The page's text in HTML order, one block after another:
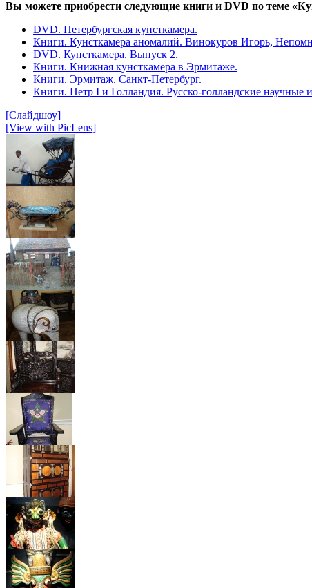
Вы можете приобрести следующие книги и DVD по теме
DVD. Петербургская кунсткамера.
Книги. Кунсткамера аномалий. Винокуров Игорь,
DVD. Кунсткамера. Выпуск 2.
Книги. Книжная кунсткамера в Эрмитаже.
Книги. Эрмитаж. Санкт-Петербург.
Книги. Петр I и Голландия. Русско-голландские научные
[Слайдшоу]
[View with PicLens]